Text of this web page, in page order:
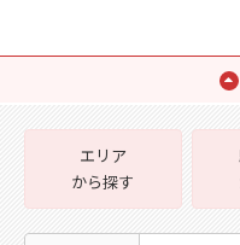
エリア
から探す